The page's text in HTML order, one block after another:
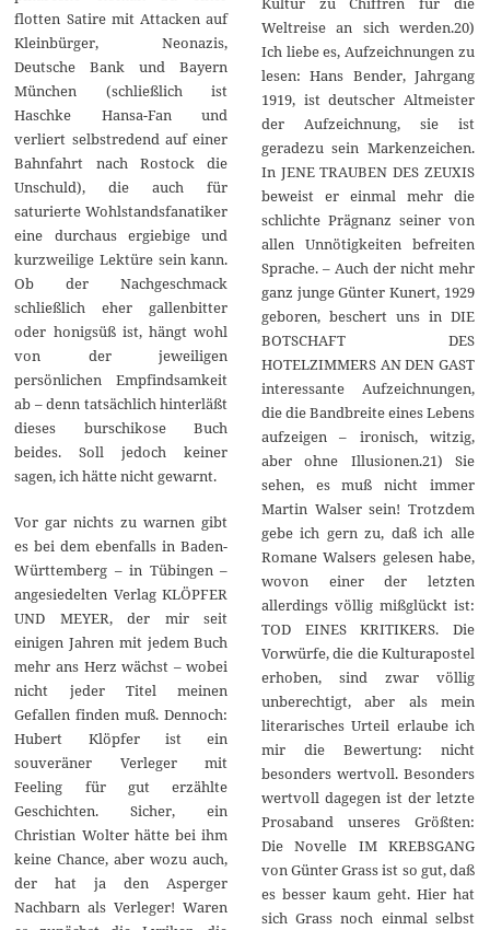
flotten Satire mit Attacken auf
Kleinbürger, Neonazis,
Deutsche Bank und Bayern
München (schließlich ist
Haschke Hansa-Fan und
verliert selbstredend auf einer
Bahnfahrt nach Rostock die
Unschuld), die auch für
saturierte Wohlstandsfanatiker
eine durchaus ergiebige und
kurzweilige Lektüre sein kann.
Ob der Nachgeschmack
schließlich eher gallenbitter
oder honigsüß ist, hängt wohl
von der jeweiligen
persönlichen Empfindsamkeit
ab – denn tatsächlich hinterläßt
dieses burschikose Buch
beides. Soll jedoch keiner
sagen, ich hätte nicht gewarnt.
Vor gar nichts zu warnen gibt
es bei dem ebenfalls in Baden-
Württemberg – in Tübingen –
angesiedelten Verlag KLÖPFER
UND MEYER, der mir seit
einigen Jahren mit jedem Buch
mehr ans Herz wächst – wobei
nicht jeder Titel meinen
Gefallen finden muß. Dennoch:
Hubert Klöpfer ist ein
souveräner Verleger mit
Feeling für gut erzählte
Geschichten. Sicher, ein
Christian Wolter hätte bei ihm
keine Chance, aber wozu auch,
der hat ja den Asperger
Nachbarn als Verleger! Waren
Weltreise an sich werden.20)
Ich liebe es, Aufzeichnungen zu
lesen: Hans Bender, Jahrgang
1919, ist deutscher Altmeister
der Aufzeichnung, sie ist
geradezu sein Markenzeichen.
In JENE TRAUBEN DES ZEUXIS
beweist er einmal mehr die
schlichte Prägnanz seiner von
allen Unnötigkeiten befreiten
Sprache. – Auch der nicht mehr
ganz junge Günter Kunert, 1929
geboren, beschert uns in DIE
BOTSCHAFT DES
HOTELZIMMERS AN DEN GAST
interessante Aufzeichnungen,
die die Bandbreite eines Lebens
aufzeigen – ironisch, witzig,
aber ohne Illusionen.21) Sie
sehen, es muß nicht immer
Martin Walser sein! Trotzdem
gebe ich gern zu, daß ich alle
Romane Walsers gelesen habe,
wovon einer der letzten
allerdings völlig mißglückt ist:
TOD EINES KRITIKERS. Die
Vorwürfe, die die Kulturapostel
erhoben, sind zwar völlig
unberechtigt, aber als mein
literarisches Urteil erlaube ich
mir die Bewertung: nicht
besonders wertvoll. Besonders
wertvoll dagegen ist der letzte
Prosaband unseres Größten:
Die Novelle IM KREBSGANG
von Günter Grass ist so gut, daß
es besser kaum geht. Hier hat
sich Grass noch einmal selbst